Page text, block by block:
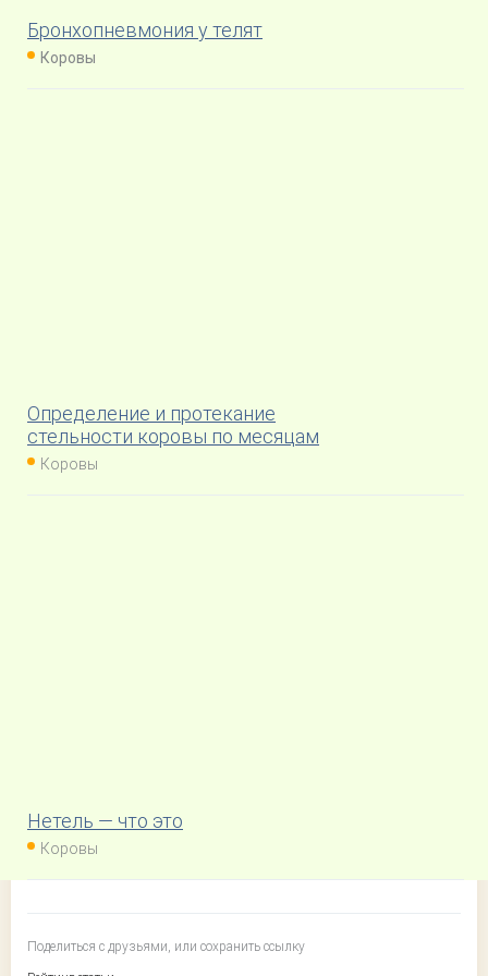
Бронхопневмония у телят
Коровы
Определение и протекание
стельности коровы по месяцам
Коровы
Нетель — что это
Коровы
Поделиться с друзьями, или сохранить ссылку